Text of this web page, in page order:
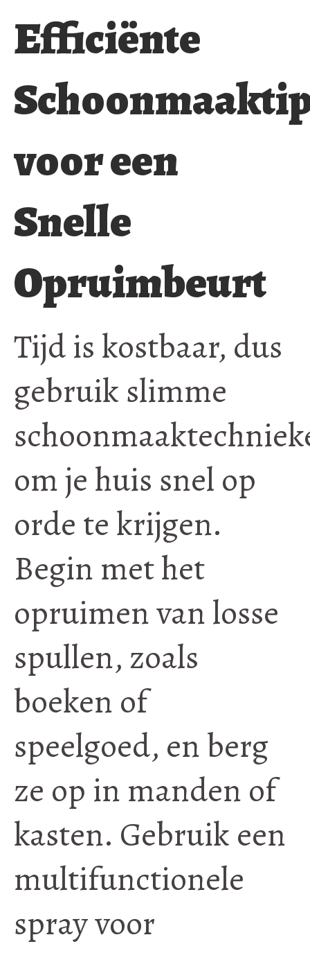
Efficiënte
voor een
Snelle
Opruimbeurt
Tijd is kostbaar, dus
gebruik slimme
om je huis snel op
orde te krijgen.
Begin met het
opruimen van losse
spullen, zoals
boeken of
speelgoed, en berg
ze op in manden of
kasten. Gebruik een
multifunctionele
spray voor